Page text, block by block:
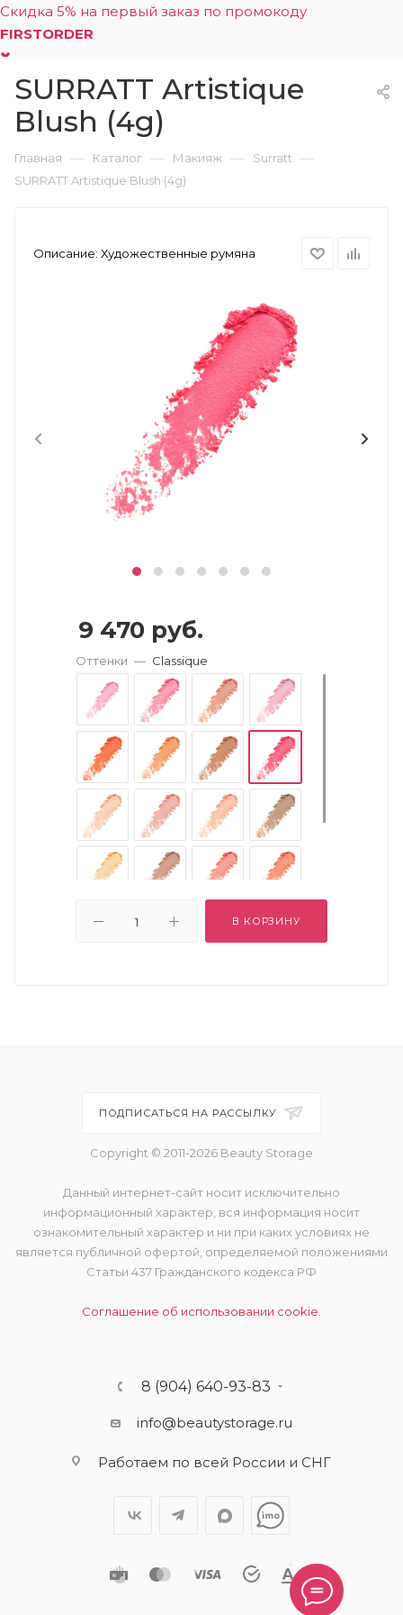
Скидка 5% на первый заказ по промокоду
FIRSTORDER
0
SURRATT Artistique
Blush (4g)
Главная — Каталог — Макияж — Surratt —
SURRATT Artistique Blush (4g)
Описание: Художественные румяна
9 470 руб.
Оттенки — Classique
В КОРЗИНУ
ПОДПИСАТЬСЯ НА РАССЫЛКУ
Copyright © 2011-2026 Beauty Storage
Данный интернет-сайт носит исключительно
информационный характер, вся информация носит
ознакомительный характер и ни при каких условиях не
является публичной офертой, определяемой положениями
Статьи 437 Гражданского кодекса РФ
Соглашение об использовании cookie.
8 (904) 640-93-83
info@beautystorage.ru
Работаем по всей России и СНГ